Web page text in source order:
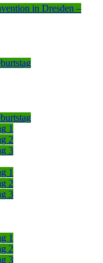
in Dresden –
1
2
3
1
2
3
1
2
3